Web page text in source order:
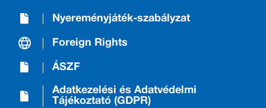
Nyereményjáték-szabályzat
Foreign Rights
ÁSZF
Adatkezelési és Adatvédelmi
Tájékoztató (GDPR)